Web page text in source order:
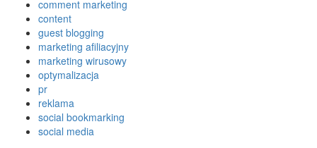
comment marketing
content
guest blogging
marketing afiliacyjny
marketing wirusowy
optymalizacja
pr
reklama
social bookmarking
social media